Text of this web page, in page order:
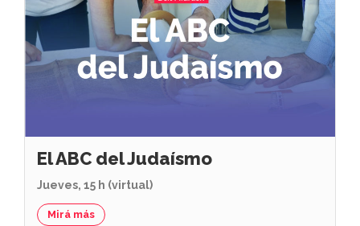
El ABC del Judaísmo
Jueves, 15 h (virtual)
Mirá más